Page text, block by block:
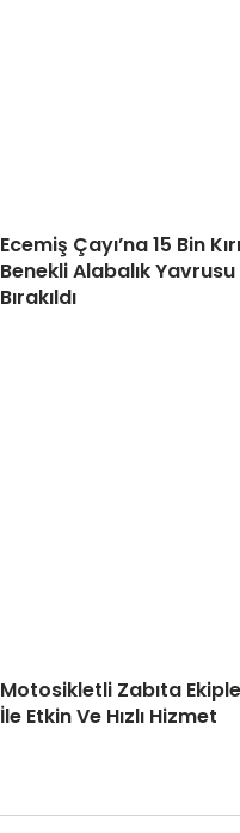
Ecemiş Çayı’na 15 Bin
Benekli Alabalık Yavrusu
Bırakıldı
Motosikletli Zabıta
İle Etkin Ve Hızlı Hizmet